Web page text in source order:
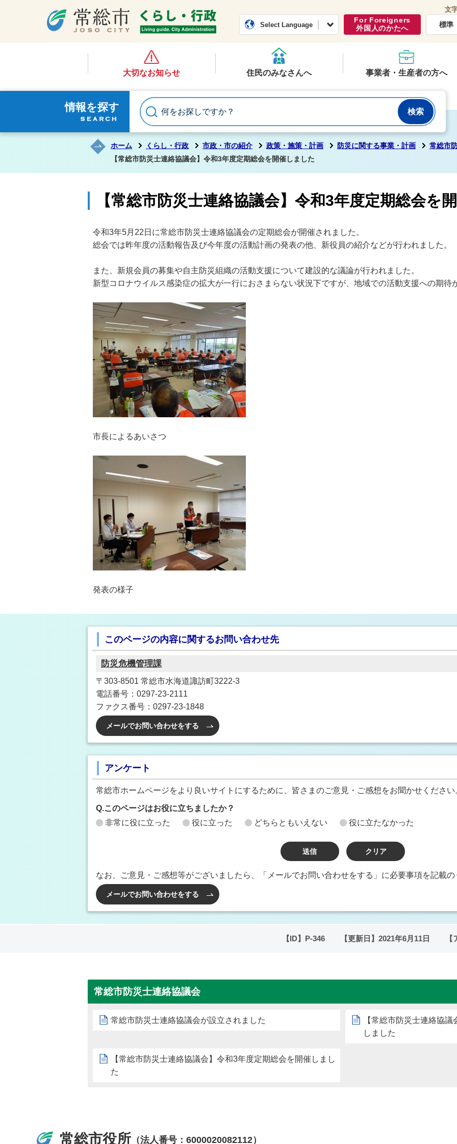
常総市公式ホームページくらし・行政
Select Language
For Foreigners
外国人のかたへ
文
標準
大切なお知らせ 住民のみなさんへ 事業者・生産者の方へ
情報を探す
ホーム くらし・行政 市政・市の紹介 政策・施策・計画 防災に関する事業・計画
常総市
【常総市防災士連絡協議会】令和3年度定期総会を開催しました
【常総市防災士連絡協議会】令和3年度定期総会を
令和3年5月22日に常総市防災士連絡協議会の定期総会が開催されました。
総会では昨年度の活動報告及び今年度の活動計画の発表の他、新役員の紹介などが行われました。
また、新規会員の募集や自主防災組織の活動支援について建設的な議論が行われました。
新型コロナウイルス感染症の拡大が一行におさまらない状況下ですが、地域での活動支援への期待
市長によるあいさつ
発表の様子
このページの内容に関するお問い合わせ先
防災危機管理課
〒303-8501 常総市水海道諏訪町3222-3
電話番号：0297-23-2111
ファクス番号：0297-23-1848
メールでお問い合わせをする
アンケート
常総市ホームページをより良いサイトにするために、皆さまのご意見・ご感想をお聞かせください
Q.このページはお役に立ちましたか？
非常に役に立った
役に立った どちらともいえない 役に立たなかった
なお、ご意見・ご感想等がございましたら、「メールでお問い合わせをする」に必要事項を記載の
メールでお問い合わせをする
【ID】 P-346 【更新日】 2021年6月11日
常総市防災士連絡協議会
常総市防災士連絡協議会が設立されました
【常総市防災士連絡協
しました
【常総市防災士連絡協議会】令和3年度定期総会を開催しまし
た
常総市役所 （法人番号：6000020082112）